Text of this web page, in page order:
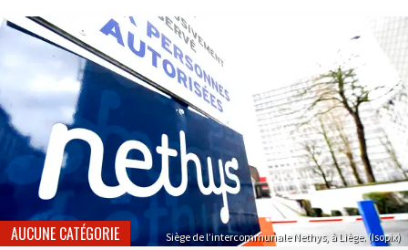
Siège de l’intercommunale Nethys, à Liège. (Isopix)
AUCUNE CATÉGORIE